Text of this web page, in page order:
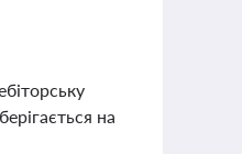
на